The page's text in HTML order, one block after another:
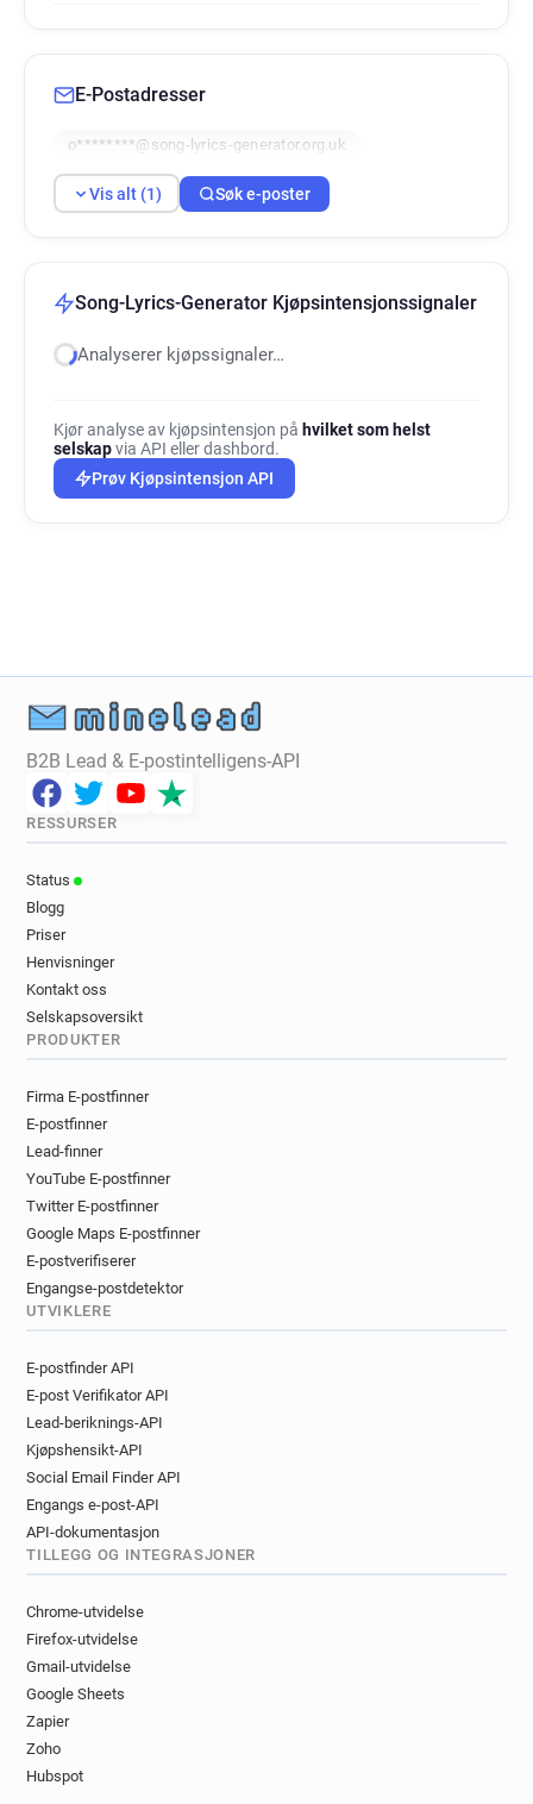
E-Postadresser
o********@song-lyrics-generator.org.uk
Vis alt (1) Søk e-poster
Song-Lyrics-Generator Kjøpsintensjonssignaler
Analyserer kjøpssignaler…
Kjør analyse av kjøpsintensjon på hvilket som helst
selskapvia API eller dashbord.
Prøv Kjøpsintensjon API
B2B Lead & E-postintelligens-API
RESSURSER
Status
Blogg
Priser
Henvisninger
Kontakt oss
Selskapsoversikt
PRODUKTER
Firma E-postfinner
E-postfinner
Lead-finner
YouTube E-postfinner
Twitter E-postfinner
Google Maps E-postfinner
E-postverifiserer
Engangse-postdetektor
UTVIKLERE
E-postfinder API
E-post Verifikator API
Lead-beriknings-API
Kjøpshensikt-API
Social Email Finder API
Engangs e-post-API
API-dokumentasjon
TILLEGG OG INTEGRASJONER
Chrome-utvidelse
Firefox-utvidelse
Gmail-utvidelse
Google Sheets
Zapier
Zoho
Hubspot